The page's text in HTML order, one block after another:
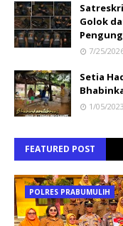
Golok
7/25/
Setia
1/05/
FEATURED POST
POLRES PRABUMULIH